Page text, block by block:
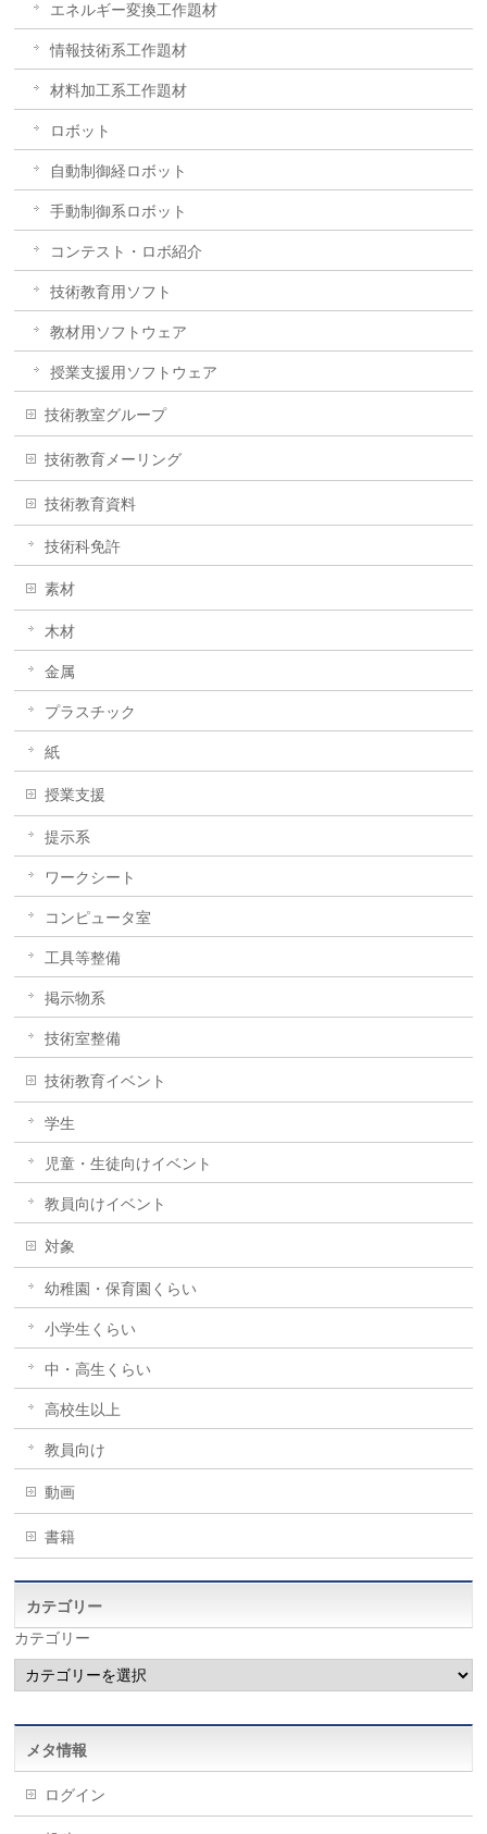
エネルギー変換工作題材
情報技術系工作題材
材料加工系工作題材
ロボット
自動制御経ロボット
手動制御系ロボット
コンテスト・ロボ紹介
技術教育用ソフト
教材用ソフトウェア
授業支援用ソフトウェア
技術教室グループ
技術教育メーリング
技術教育資料
技術科免許
素材
木材
金属
プラスチック
紙
授業支援
提示系
ワークシート
コンピュータ室
工具等整備
掲示物系
技術室整備
技術教育イベント
学生
児童・生徒向けイベント
教員向けイベント
対象
幼稚園・保育園くらい
小学生くらい
中・高生くらい
高校生以上
教員向け
動画
書籍
カテゴリー
カテゴリー
メタ情報
ログイン